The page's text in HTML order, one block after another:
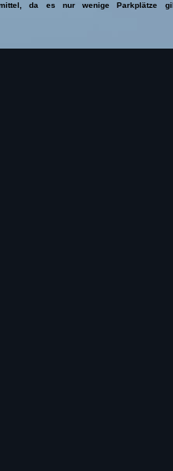
da es nur wenige Parkplätze